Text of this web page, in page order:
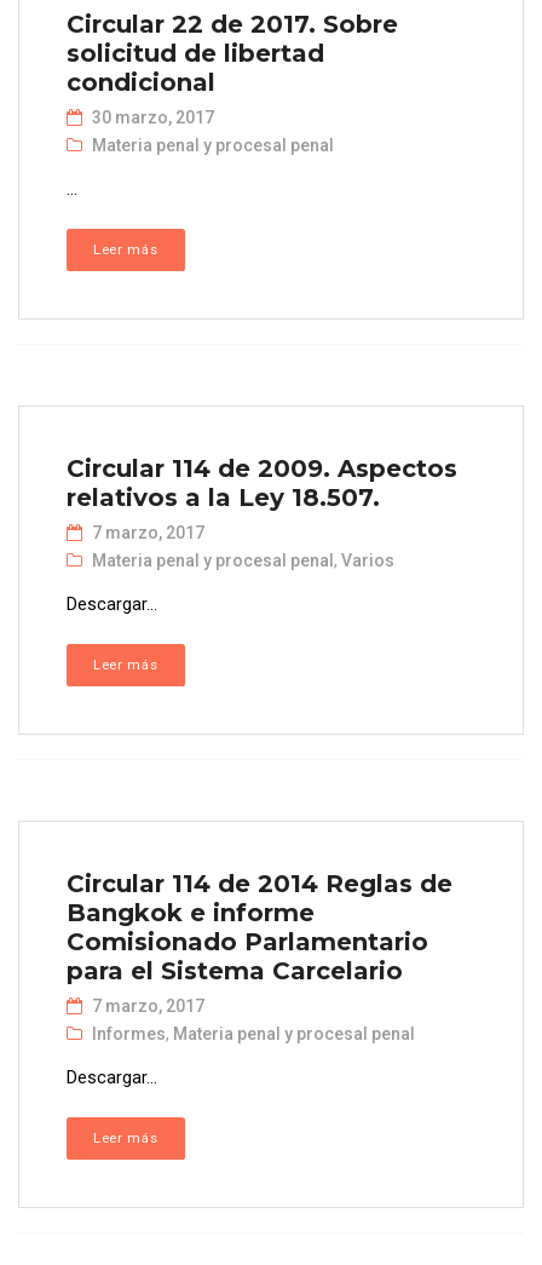
Circular 22 de 2017. Sobre
solicitud de libertad
condicional
30 marzo, 2017
Materia penal y procesal penal
...
Leer más
Circular 114 de 2009. Aspectos
relativos a la Ley 18.507.
7 marzo, 2017
Materia penal y procesal penal , Varios
Descargar...
Leer más
Circular 114 de 2014 Reglas de
Bangkok e informe
Comisionado Parlamentario
para el Sistema Carcelario
7 marzo, 2017
Informes, Materia penal y procesal penal
Descargar...
Leer más